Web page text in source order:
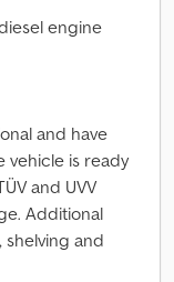
engine
and have
vehicle is ready
and UVV
Additional
and